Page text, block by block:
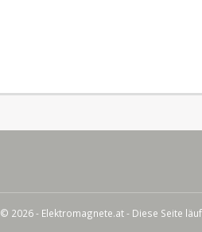
© 2026 - Elektromagnete.at - Diese Seite